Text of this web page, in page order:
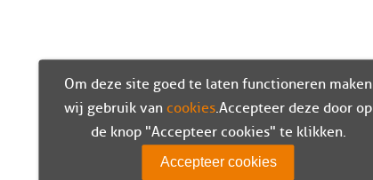
Om deze site goed te laten functioneren maken
wij gebruik van cookies. Accepteer deze door op
de knop "Accepteer cookies" te klikken.
Accepteer cookies